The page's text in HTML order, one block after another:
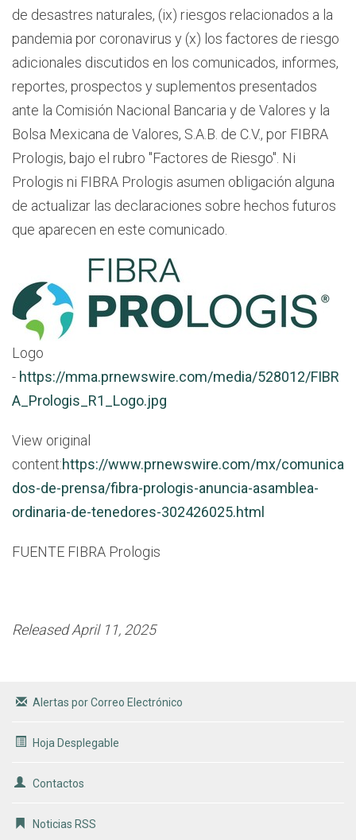
de desastres naturales, (ix) riesgos relacionados a la
pandemia por coronavirus y (x) los factores de riesgo
adicionales discutidos en los comunicados, informes,
reportes, prospectos y suplementos presentados
ante la Comisión Nacional Bancaria y de Valores y la
Bolsa Mexicana de Valores, S.A.B. de C.V., por FIBRA
Prologis, bajo el rubro "Factores de Riesgo". Ni
Prologis ni FIBRA Prologis asumen obligación alguna
de actualizar las declaraciones sobre hechos futuros
que aparecen en este comunicado.
Logo
- https://mma.prnewswire.com/media/528012/FIBR
A_Prologis_R1_Logo.jpg
View original
content:https://www.prnewswire.com/mx/comunica
dos-de-prensa/fibra-prologis-anuncia-asamblea-
ordinaria-de-tenedores-302426025.html
FUENTE FIBRA Prologis
Released April 11, 2025
Alertas por Correo Electrónico
Hoja Desplegable
Contactos
Noticias RSS